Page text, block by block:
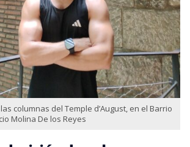
columnas del Temple d’August, en el Barrio
Molina De los Reyes